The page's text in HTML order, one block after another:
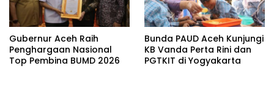
Gubernur Aceh Raih
Penghargaan Nasional
Top Pembina BUMD 2026
Bunda PAUD Aceh Kunjungi
KB Vanda Perta Rini dan
PGTKIT di Yogyakarta